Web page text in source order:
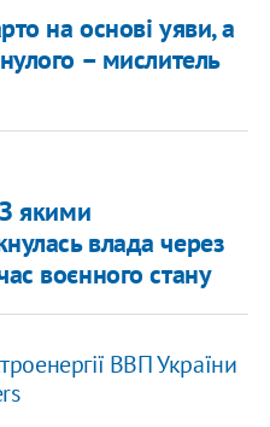
на основі уяви, а
– мислитель
З якими
влада через
воєнного стану
ВВП України